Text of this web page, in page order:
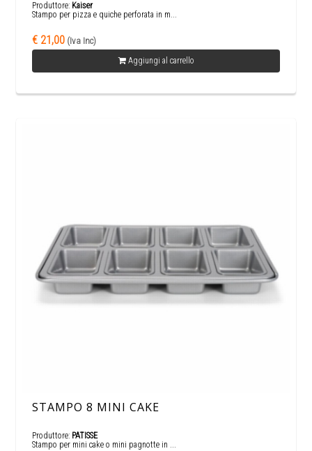
Produttore: Kaiser
Stampo per pizza e quiche perforata in m...
€ 21,00 (Iva Inc)
Aggiungi al carrello
STAMPO 8 MINI CAKE
Produttore: PATISSE
Stampo per mini cake o mini pagnotte in ...